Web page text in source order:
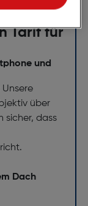
Tarif für
und
über
sicher, dass
Dach